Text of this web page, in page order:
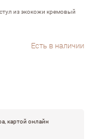
из экокожи кремовый
Есть в наличии
картой онлайн